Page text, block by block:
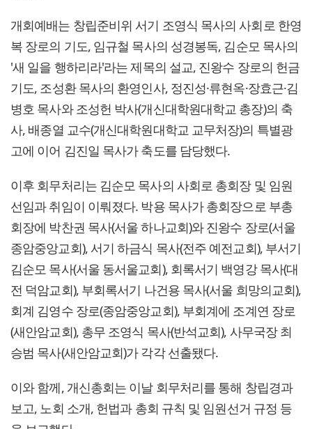
개회예배는 창립준비위 서기 조영식 목사의 사회로 한영
복 장로의 기도, 임규철 목사의 성경봉독, 김순모 목사의
'새 일을 행하리라'라는 제목의 설교, 진왕수 장로의 헌금
기도, 조성환 목사의 환영인사, 정진성·류현옥·장효근·김
병호 목사와 조성헌 박사(개신대학원대학교 총장)의 축
사, 배종열 교수(개신대학원대학교 교무처장)의 특별광
고에 이어 김진일 목사가 축도를 담당했다.
이후 회무처리는 김순모 목사의 사회로 총회장 및 임원
선임과 취임이 이뤄졌다. 박용 목사가 총회장으로 부총
회장에 박찬권 목사(서울 하나교회)와 진왕수 장로(서울
종암중앙교회), 서기 하금식 목사(전주 예전교회), 부서기
김순모 목사(서울 동서울교회), 회록서기 백영강 목사(대
전 덕암교회), 부회록서기 나건용 목사(서울 희망의교회),
회계 김영수 장로(종암중앙교회), 부회계에 조계연 장로
(새안암교회), 총무 조영식 목사(반석교회), 사무국장 최
승범 목사(새안암교회)가 각각 선출됐다.
이와 함께, 개신총회는 이날 회무처리를 통해 창립경과
보고, 노회 소개, 헌법과 총회 규칙 및 임원선거 규정 등